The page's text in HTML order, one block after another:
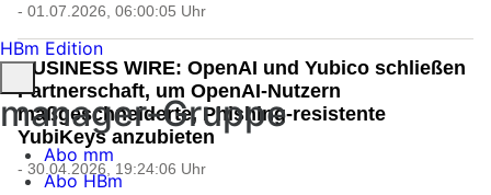
- 01.07.2026, 06:00:05 Uhr
BUSINESS WIRE: OpenAI und Yubico schließen
Partnerschaft, um OpenAI-Nutzern
maßgeschneiderte, Phishing-resistente
YubiKeys anzubieten
- 30.04.2026, 19:24:06 Uhr
HBm Edition
manager-Gruppe
Abo mm
Abo HBm